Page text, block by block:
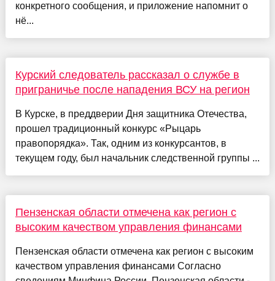
конкретного сообщения, и приложение напомнит о
нё...
Курский следователь рассказал о службе в
приграничье после нападения ВСУ на регион
В Курске, в преддверии Дня защитника Отечества,
прошел традиционный конкурс «Рыцарь
правопорядка». Так, одним из конкурсантов, в
текущем году, был начальник следственной группы ...
Пензенская области отмечена как регион с
высоким качеством управления финансами
Пензенская области отмечена как регион с высоким
качеством управления финансами Согласно